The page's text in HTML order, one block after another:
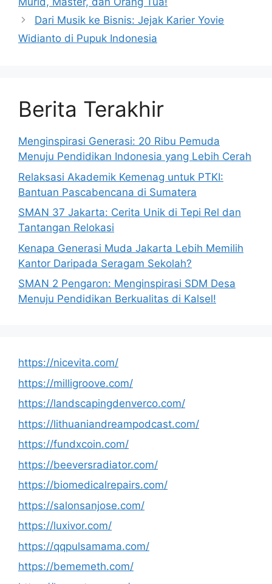
Dari Musik ke Bisnis: Jejak Karier Yovie
Widianto di Pupuk Indonesia
Berita Terakhir
Menginspirasi Generasi: 20 Ribu Pemuda
Menuju Pendidikan Indonesia yang Lebih Cerah
Relaksasi Akademik Kemenag untuk PTKI:
Bantuan Pascabencana di Sumatera
SMAN 37 Jakarta: Cerita Unik di Tepi Rel dan
Tantangan Relokasi
Kenapa Generasi Muda Jakarta Lebih Memilih
Kantor Daripada Seragam Sekolah?
SMAN 2 Pengaron: Menginspirasi SDM Desa
Menuju Pendidikan Berkualitas di Kalsel!
https://nicevita.com/
https://milligroove.com/
https://landscapingdenverco.com/
https://lithuaniandreampodcast.com/
https://fundxcoin.com/
https://beeversradiator.com/
https://biomedicalrepairs.com/
https://salonsanjose.com/
https://luxivor.com/
https://qqpulsamama.com/
https://bememeth.com/